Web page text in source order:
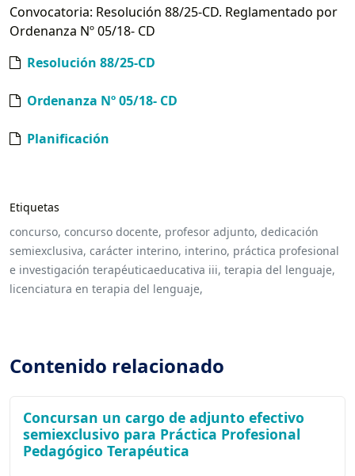
Convocatoria: Resolución 88/25-CD. Reglamentado por
Ordenanza Nº 05/18- CD
Resolución 88/25-CD
Ordenanza Nº 05/18- CD
Planificación
Etiquetas
concurso, concurso docente, profesor adjunto, dedicación
semiexclusiva, carácter interino, interino, práctica profesional
e investigación terapéuticaeducativa iii, terapia del lenguaje,
licenciatura en terapia del lenguaje,
Contenido relacionado
Concursan un cargo de adjunto efectivo
semiexclusivo para Práctica Profesional
Pedagógico Terapéutica